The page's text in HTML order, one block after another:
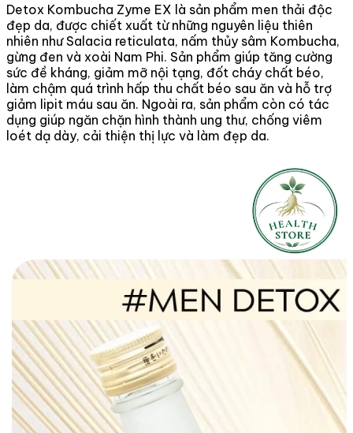
Detox Kombucha Zyme EX là sản phẩm men thải độc
đẹp da, được chiết xuất từ những nguyên liệu thiên
nhiên như Salacia reticulata, nấm thủy sâm Kombucha,
gừng đen và xoài Nam Phi. Sản phẩm giúp tăng cường
sức đề kháng, giảm mỡ nội tạng, đốt cháy chất béo,
làm chậm quá trình hấp thu chất béo sau ăn và hỗ trợ
giảm lipit máu sau ăn. Ngoài ra, sản phẩm còn có tác
dụng giúp ngăn chặn hình thành ung thư, chống viêm
loét dạ dày, cải thiện thị lực và làm đẹp da.